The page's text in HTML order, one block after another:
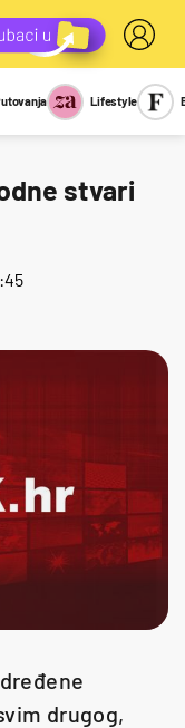
Report
Lifestyle
stvari
drugog,